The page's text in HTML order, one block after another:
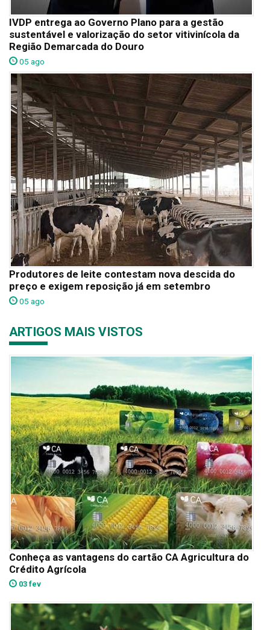
IVDP entrega ao Governo Plano para a gestão
sustentável e valorização do setor vitivinícola da
Região Demarcada do Douro
05 ago
Produtores de leite contestam nova descida do
preço e exigem reposição já em setembro
05 ago
ARTIGOS MAIS VISTOS
Conheça as vantagens do cartão CA Agricultura do
Crédito Agrícola
03 fev